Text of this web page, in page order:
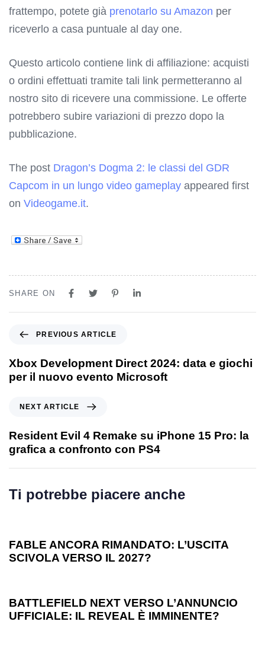
frattempo, potete già prenotarlo su Amazon per
riceverlo a casa puntuale al day one.
Questo articolo contiene link di affiliazione: acquisti
o ordini effettuati tramite tali link permetteranno al
nostro sito di ricevere una commissione. Le offerte
potrebbero subire variazioni di prezzo dopo la
pubblicazione.
The post Dragon’s Dogma 2: le classi del GDR
Capcom in un lungo video gameplay appeared first
on Videogame.it.
SHARE ON
PREVIOUS ARTICLE
Xbox Development Direct 2024: data e giochi
per il nuovo evento Microsoft
NEXT ARTICLE
Resident Evil 4 Remake su iPhone 15 Pro: la
grafica a confronto con PS4
Ti potrebbe piacere anche
FABLE ANCORA RIMANDATO: L’USCITA
SCIVOLA VERSO IL 2027?
BATTLEFIELD NEXT VERSO L’ANNUNCIO
UFFICIALE: IL REVEAL È IMMINENTE?